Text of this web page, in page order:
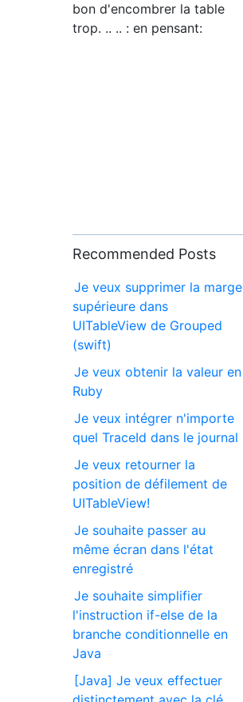
bon d'encombrer la table
trop. .. .. : en pensant:
Recommended Posts
Je veux supprimer la marge
supérieure dans
UITableView de Grouped
(swift)
Je veux obtenir la valeur en
Ruby
Je veux intégrer n'importe
quel TraceId dans le journal
Je veux retourner la
position de défilement de
UITableView!
Je souhaite passer au
même écran dans l'état
enregistré
Je souhaite simplifier
l'instruction if-else de la
branche conditionnelle en
Java
[Java] Je veux effectuer